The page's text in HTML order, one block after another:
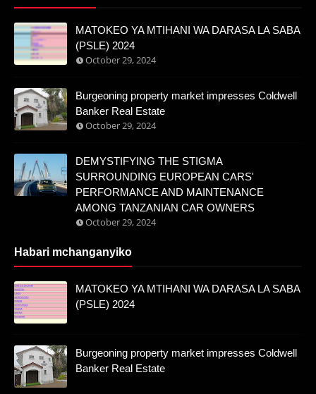
MATOKEO YA MTIHANI WA DARASA LA SABA
(PSLE) 2024
October 29, 2024
Burgeoning property market impresses Coldwell
Banker Real Estate
October 29, 2024
DEMYSTIFYING THE STIGMA
SURROUNDING EUROPEAN CARS'
PERFORMANCE AND MAINTENANCE
AMONG TANZANIAN CAR OWNERS
October 29, 2024
Habari mchanganyiko
MATOKEO YA MTIHANI WA DARASA LA SABA
(PSLE) 2024
Burgeoning property market impresses Coldwell
Banker Real Estate